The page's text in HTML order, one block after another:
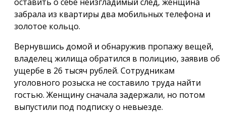
оставить о себе неизгладимый след, женщина
забрала из квартиры два мобильных телефона и
золотое кольцо.
Вернувшись домой и обнаружив пропажу вещей,
владелец жилища обратился в полицию, заявив об
ущербе в 26 тысяч рублей. Сотрудникам
уголовного розыска не составило труда найти
гостью. Женщину сначала задержали, но потом
выпустили под подписку о невыезде.